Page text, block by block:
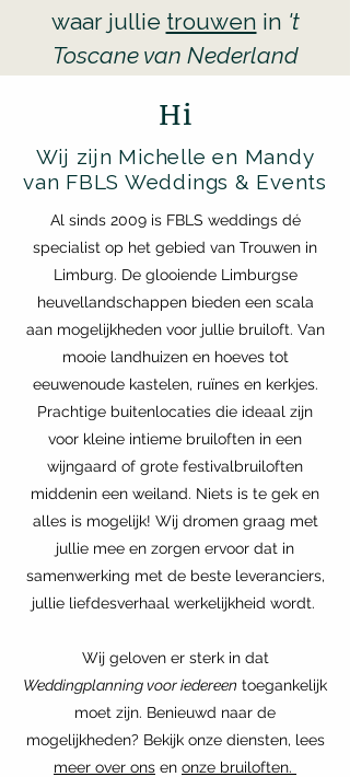
waar jullie trouwen in 't
Toscane van Nederland
Hi
Wij zijn Michelle en Mandy
van FBLS Weddings & Events
Al sinds 2009 is FBLS weddings dé
specialist op het gebied van Trouwen in
Limburg. De glooiende Limburgse
heuvellandschappen bieden een scala
aan mogelijkheden voor jullie bruiloft. Van
mooie landhuizen en hoeves tot
eeuwenoude kastelen, ruïnes en kerkjes.
Prachtige buitenlocaties die ideaal zijn
voor kleine intieme bruiloften in een
wijngaard of grote festivalbruiloften
middenin een weiland. Niets is te gek en
alles is mogelijk! Wij dromen graag met
jullie mee en zorgen ervoor dat in
samenwerking met de beste leveranciers,
jullie liefdesverhaal werkelijkheid wordt.
Wij geloven er sterk in dat
Weddingplanning voor iedereen toegankelijk
moet zijn. Benieuwd naar de
mogelijkheden? Bekijk onze diensten, lees
meer over ons en onze bruiloften.